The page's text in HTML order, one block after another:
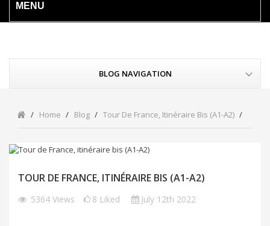
MENU
BLOG NAVIGATION
Home Blog Tour De France, Itinéraire Bis (A1-A2)
TOUR DE FRANCE, ITINÉRAIRE BIS (A1-A2)
5364 Views 8 Liked July 12th 2022